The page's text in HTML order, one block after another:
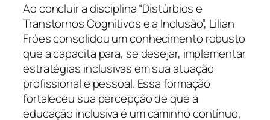
Ao concluir a disciplina “Distúrbios e
Transtornos Cognitivos e a Inclusão”, Lilian
Fróes consolidou um conhecimento robusto
que a capacita para, se desejar, implementar
estratégias inclusivas em sua atuação
profissional e pessoal. Essa formação
fortaleceu sua percepção de que a
educação inclusiva é um caminho contínuo,